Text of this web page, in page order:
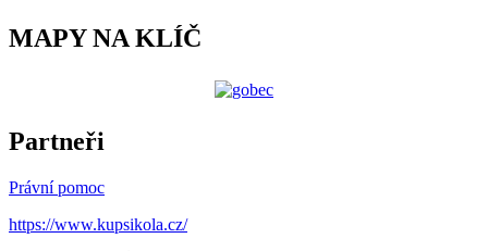
MAPY NA KLÍČ
Partneři
Právní pomoc
https://www.kupsikola.cz/